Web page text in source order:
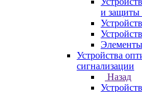
и защиты
Устройства
сигнализации
Назад